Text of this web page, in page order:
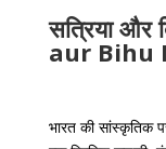
सत्रिया और
aur Bihu
भारत की सांस्कृतिक